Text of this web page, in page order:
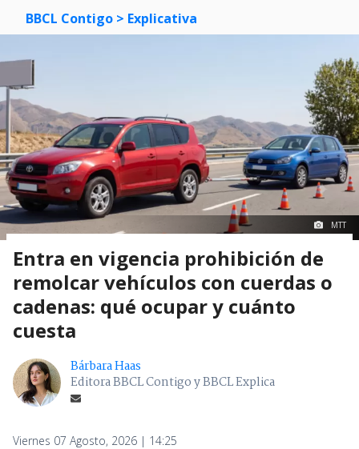
BBCL Contigo > Explicativa
MTT
Entra en vigencia prohibición de
remolcar vehículos con cuerdas o
cadenas: qué ocupar y cuánto
cuesta
Bárbara Haas
Editora BBCL Contigo y BBCL Explica
Viernes 07 Agosto, 2026 | 14:25